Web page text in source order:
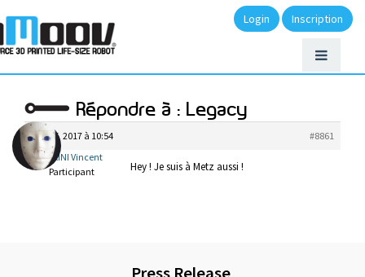
Login Inscription
Répondre à : Legacy
juin 15, 2017 à 10:54
#8861
BIGIARINI Vincent
Participant
Hey ! Je suis à Metz aussi !